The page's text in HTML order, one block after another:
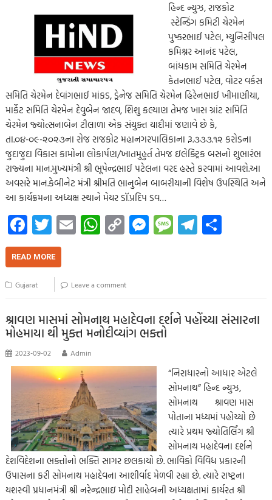
હિન્દ ન્યુઝ, રાજકોટ
સ્ટેન્ડિંગ કમિટી ચેરમેન
પુષ્કરભાઈ પટેલ, મ્યુનિસીપલ
કમિશ્નર આનંદ પટેલ,
બાંધકામ સમિતિ ચેરમેન
કેતનભાઈ પટેલ, વોટર વર્કસ
સમિતિ ચેરમેન દેવાંગભાઈ માંકડ, ડ્રેનેજ સમિતિ ચેરમેન હિરેનભાઈ ખીમાણીયા,
માર્કેટ સમિતિ ચેરમેન દેવુબેન જાદવ, શિશુ કલ્યાણ તેમજ ખાસ ગ્રાંટ સમિતિ
ચેરમેન જ્યોત્સનાબેન ટીલાળા એક સંયુક્ત યાદીમાં જણાવે છે કે,
તા.૦૪-૦૯-૨૦૨૩ના રોજ રાજકોટ મહાનગરપાલિકાના રૂ.૩૩૩.૧૨ કરોડના
જુદાજુદા વિકાસ કામોના લોકાર્પણ/ખાતમુહુર્ત તેમજ ઇલેક્ટ્રિક બસનો શુભારંભ
રાજ્યના માન.મુખ્યમંત્રી શ્રી ભૂપેન્દ્રભાઈ પટેલના વરદ હસ્તે કરવામાં આવશે.આ
અવસરે માન.કેબીનેટ મંત્રી શ્રીમતિ ભાનુબેન બાબરીયાની વિશેષ ઉપસ્થિતિ અને
આ કાર્યક્રમના અધ્યક્ષ સ્થાને મેયર ડૉ.પ્રદિપ ડવ…
Fa
ce
b
o
o
k
T
wi
tt
er
E
m
W
h
s
A
p
p
C
o
y
Li
nk
M
es
g
er
M
es
e
Te
le
m
READ MORE
Gujarat Leave a comment
શ્રાવણ માસમાં સોમનાથ મહાદેવના દર્શને પહોંચ્યા સંસારના
મોહમાયા થી મુક્ત મનોદીવ્યાંગ ભક્તો
2023-09-02 Admin
“નિરાધારનો આધાર એટલે
સોમનાથ” હિન્દ ન્યુઝ,
સોમનાથ શ્રાવણ માસ
પોતાના મધ્યમાં પહોચ્યો છે
ત્યારે પ્રથમ જ્યોતિર્લિંગ શ્રી
સોમનાથ મહાદેવના દર્શને
દેશવિદેશના ભક્તોનો ભક્તિ સાગર છલકાયો છે. ભાવિકો વિવિધ પ્રકારની
ઉપાસના કરી સોમનાથ મહાદેવના આશીર્વાદ મેળવી રહ્યા છે. ત્યારે રાષ્ટ્રના
યશસ્વી પ્રધાનમંત્રી શ્રી નરેન્દ્રભાઇ મોદી સાહેબની અધ્યક્ષતામાં કાર્યરત શ્રી